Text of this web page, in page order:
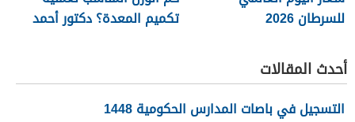
للسرطان 2026
تكميم المعدة؟ دكتور أحمد
أحدث المقالات
التسجيل في باصات المدارس الحكومية 1448